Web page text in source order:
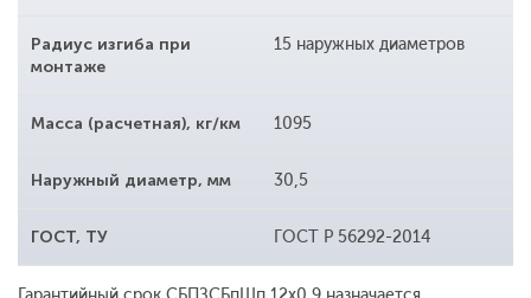
Радиус изгиба при
монтаже
15 наружных диаметров
Масса (расчетная), кг/км 1095
Наружный диаметр, мм 30,5
ГОСТ, ТУ ГОСТ Р 56292-2014